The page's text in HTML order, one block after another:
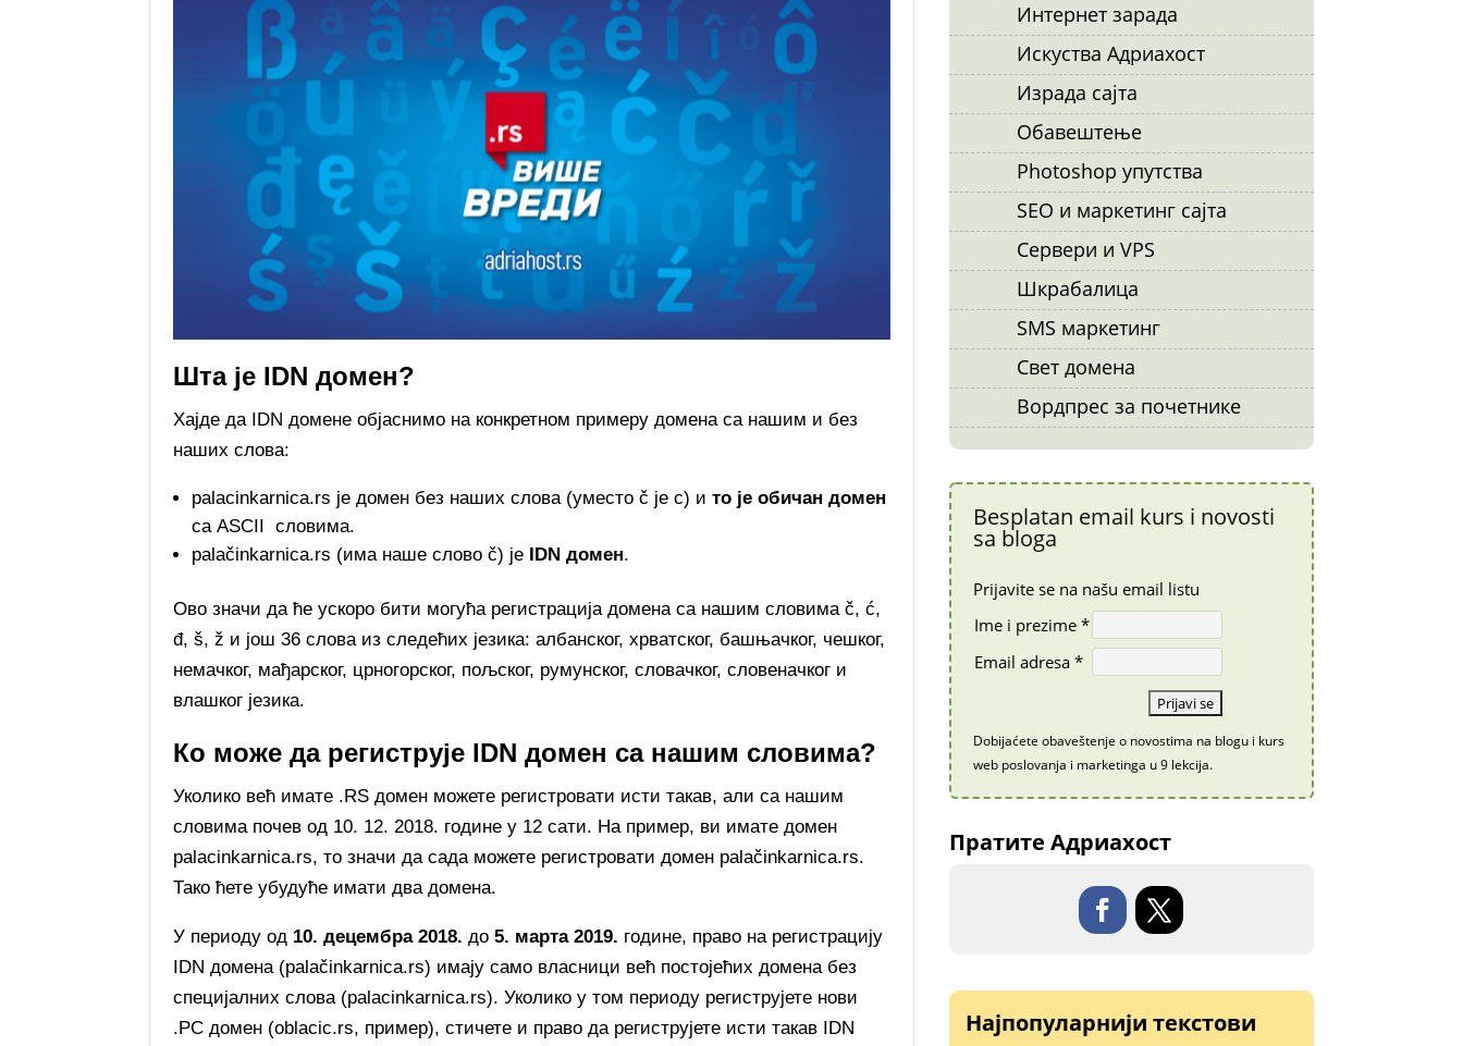
Шта је IDN домен?
Хајде да IDN домене објаснимо на конкретном примеру домена са нашим и без
наших слова:
palacinkarnica.rs је домен без наших слова (уместо č је c) и то је обичан домен
са ASCII словима.
palačinkarnica.rs (има наше слово č) је IDN домен.
Ово значи да ће ускоро бити могућа регистрација домена са нашим словима č, ć,
đ, š, ž и још 36 слова из следећих језика: албанског, хрватског, башњачког, чешког,
немачког, мађарског, црногорског, пољског, румунског, словачког, словеначког и
влашког језика.
Ко може да региструје IDN домен са нашим словима?
Уколико већ имате .RS домен можете регистровати исти такав, али са нашим
словима почев од 10. 12. 2018. године у 12 сати. На пример, ви имате домен
palacinkarnica.rs, то значи да сада можете регистровати домен palačinkarnica.rs.
Тако ћете убудуће имати два домена.
У периоду од 10. децембра 2018. до 5. марта 2019. године, право на регистрацију
IDN домена (palačinkarnica.rs) имају само власници већ постојећих домена без
специјалних слова (palacinkarnica.rs). Уколико у том периоду региструјете нови
.РС домен (oblacic.rs, пример), стичете и право да региструјете исти такав IDN
Интернет зарада
Искуства Адриахост
Израда сајта
Обавештење
Photoshop упутства
SEO и маркетинг сајта
Сервери и VPS
Шкрабалица
SMS маркетинг
Свет домена
Вордпрес за почетнике
Besplatan email kurs i novosti
sa bloga
Prijavite se na našu email listu
Ime i prezime *
Email adresa *
Dobijaćete obaveštenje o novostima na blogu i kurs
web poslovanja i marketinga u 9 lekcija.
Пратите Адриахост
Најпопуларнији текстови